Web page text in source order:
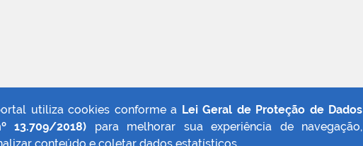
utiliza cookies conforme a Lei Geral de Proteção de Dados
13.709/2018) para melhorar sua experiência de navegação,